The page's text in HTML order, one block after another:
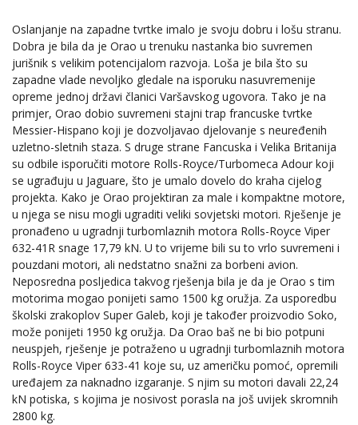
Oslanjanje na zapadne tvrtke imalo je svoju dobru i lošu stranu.
Dobra je bila da je Orao u trenuku nastanka bio suvremen
jurišnik s velikim potencijalom razvoja. Loša je bila što su
zapadne vlade nevoljko gledale na isporuku nasuvremenije
opreme jednoj državi članici Varšavskog ugovora. Tako je na
primjer, Orao dobio suvremeni stajni trap francuske tvrtke
Messier-Hispano koji je dozvoljavao djelovanje s neuređenih
uzletno-sletnih staza. S druge strane Fancuska i Velika Britanija
su odbile isporučiti motore Rolls-Royce/Turbomeca Adour koji
se ugrađuju u Jaguare, što je umalo dovelo do kraha cijelog
projekta. Kako je Orao projektiran za male i kompaktne motore,
u njega se nisu mogli ugraditi veliki sovjetski motori. Rješenje je
pronađeno u ugradnji turbomlaznih motora Rolls-Royce Viper
632-41R snage 17,79 kN. U to vrijeme bili su to vrlo suvremeni i
pouzdani motori, ali nedstatno snažni za borbeni avion.
Neposredna posljedica takvog rješenja bila je da je Orao s tim
motorima mogao ponijeti samo 1500 kg oružja. Za usporedbu
školski zrakoplov Super Galeb, koji je također proizvodio Soko,
može ponijeti 1950 kg oružja. Da Orao baš ne bi bio potpuni
neuspjeh, rješenje je potraženo u ugradnji turbomlaznih motora
Rolls-Royce Viper 633-41 koje su, uz američku pomoć, opremili
uređajem za naknadno izgaranje. S njim su motori davali 22,24
kN potiska, s kojima je nosivost porasla na još uvijek skromnih
2800 kg.